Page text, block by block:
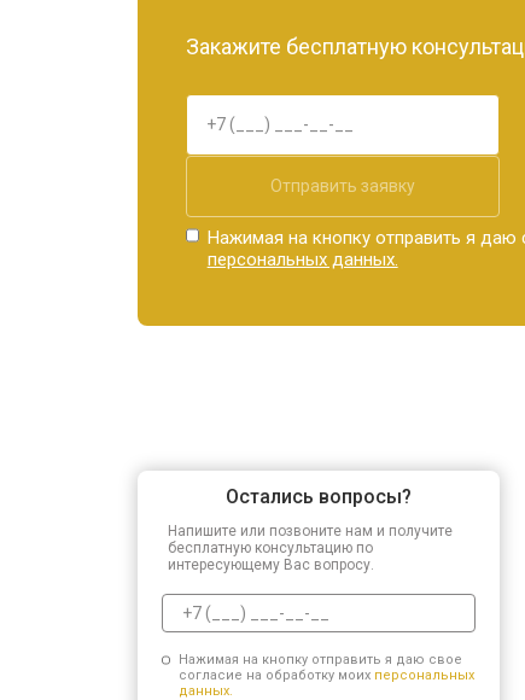
Закажите бесплатную
Отправить заявку
Нажимая на кнопку отправить я даю
персональных данных.
Остались вопросы?
Напишите или позвоните нам и получите
бесплатную консультацию по
интересующему Вас вопросу.
Нажимая на кнопку отправить я даю свое
согласие на обработку моих персональных
данных.